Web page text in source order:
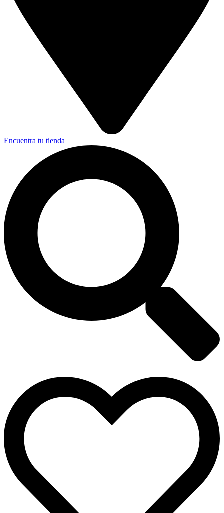
Encuentra tu tienda